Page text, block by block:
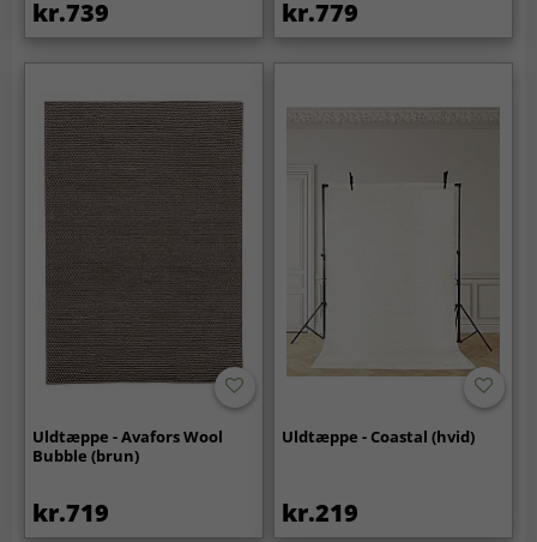
kr.739 kr.779
Uldtæppe - Avafors Wool
Bubble (brun)
kr.719
Uldtæppe - Coastal (hvid)
kr.219